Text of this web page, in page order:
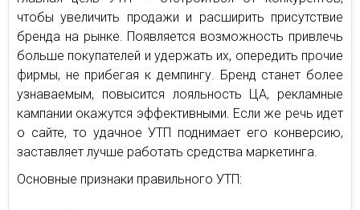
чтобы увеличить продажи и расширить присутствие
бренда на рынке. Появляется возможность привлечь
больше покупателей и удержать их, опередить прочие
фирмы, не прибегая к демпингу. Бренд станет более
узнаваемым, повысится лояльность ЦА, рекламные
кампании окажутся эффективными. Если же речь идет
о сайте, то удачное УТП поднимает его конверсию,
заставляет лучше работать средства маркетинга.
Основные признаки правильного УТП: